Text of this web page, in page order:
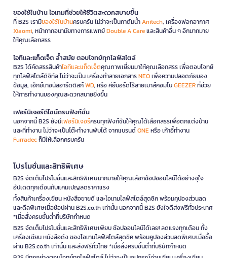
ของใช้ในบ้าน ไอเทมที่ช่วยให้ชีวิตสะดวกสบายขึ้น
ที่ B2S เรามีของใช้ในบ้านครบครัน ไม่ว่าจะเป็นกาต้มน้ำAnitech, เครื่องฟอกอากาศ
Xiaomi, หน้ากากอนามัยทางการแพทย์Double A Careและสินค้าอื่น ๆ อีกมากมาย
ให้คุณเลือกสรร
ไอทีและแก็ดเจ็ต ล้ำสมัย ตอบโจทย์ทุกไลฟ์สไตล์
B2S ได้คัดสรรสินค้าไอทีและแก็ดเจ็ตคุณภาพเยี่ยมมาให้คุณเลือกสรร เพื่อตอบโจทย์
ทุกไลฟ์สไตล์ดิจิทัล ไม่ว่าจะเป็น เครื่องทำลายเอกสารNEOเพื่อความปลอดภัยของ
ข้อมูล, เอ็กซ์เทอนัลฮาร์ดดิสก์WD, หรือ คีย์บอร์ดไร้สายเมาส์คอมโบGEEZERที่ช่วย
ให้การทำงานของคุณสะดวกสบายยิ่งขึ้น
เฟอร์นิเจอร์ดีไซน์ครบฟังก์ชั่น
นอกจากนี้ B2S ยังมีเฟอร์นิเจอร์ครบทุกฟังก์ชันให้คุณได้เลือกสรรเพื่อตกแต่งบ้าน
และที่ทำงาน ไม่ว่าจะเป็นโต๊ะทำงานพับได้ จากแบรนด์ONEหรือ เก้าอี้ทำงาน
Furradecก็มีให้เลือกครบครัน
โปรโมชั่นและสิทธิพิเศษ
B2S จัดเต็มโปรโมชั่นและสิทธิพิเศษมากมายให้คุณเลือกช้อปออนไลน์ได้อย่างจุใจ
อัปเดตทุกเดือนกับแคมเปญลดราคาแรง
ทั้งสินค้าเครื่องเขียน หนังสือขายดี และไอเทมไลฟ์สไตล์สุดชิค พร้อมคูปองส่วนลด
และดีลพิเศษเมื่อช้อปผ่าน B2S.co.th เท่านั้น นอกจากนี้ B2S ยังใจดีส่งฟรีทั่วประเทศ
*เมื่อสั่งครบขั้นต่ำที่บริษัทกำหนด
B2S จัดเต็มโปรโมชั่นและสิทธิพิเศษเพียบ ช้อปออนไลน์ได้เลย! ลดแรงทุกเดือน ทั้ง
เครื่องเขียน หนังสือดัง ของไอเทมไลฟ์สไตล์สุดชิค พร้อมคูปองส่วนลดพิเศษเมื่อซื้อ
ผ่าน B2S.co.th เท่านั้น และส่งฟรีทั่วไทย *เมื่อสั่งครบขั้นต่ำที่บริษัทกำหนด